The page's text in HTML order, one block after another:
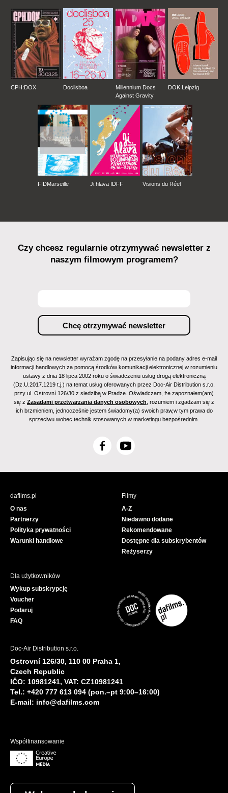
CPH:DOX Doclisboa
Millennium Docs
Against Gravity
DOK Leipzig
FIDMarseille Ji.hlava IDFF Visions du Réel
Czy chcesz regularnie otrzymywać newsletter z
naszym filmowym programem?
Zapisując się na newsletter wyrażam zgodę na przesyłanie na podany adres e-mail
informacji handlowych za pomocą środków komunikacji elektronicznej w rozumieniu
ustawy z dnia 18 lipca 2002 roku o świadczeniu usług drogą elektroniczną
(Dz.U.2017.1219 t.j.) na temat usług oferowanych przez Doc-Air Distribution s.r.o.
przy ul. Ostrovní 126/30 z siedzibą w Pradze. Oświadczam, że zapoznałem(am)
się z Zasadami przetwarzania danych osobowych , rozumiem i zgadzam się z
ich brzmieniem, jednocześnie jestem świadomy(a) swoich praw,w tym prawa do
sprzeciwu wobec technik stosowanych w marketingu bezpośrednim.
F
c
Y
u
e
dafilms.pl
O nas
Partnerzy
Polityka prywatności
Warunki handlowe
Filmy
A-Z
Niedawno dodane
Rekomendowane
Dostępne dla subskrybentów
Reżyserzy
Dla użytkowników
Wykup subskrypcję
Voucher
Podaruj
FAQ
Doc-Air Distribution s.r.o.
Ostrovní 126/30, 110 00 Praha 1,
Czech Republic
IČO: 10981241, VAT: CZ10981241
Tel.: +420 777 613 094 (pon.–pt 9:00–16:00)
E-mail: info@dafilms.com
Współfinansowanie